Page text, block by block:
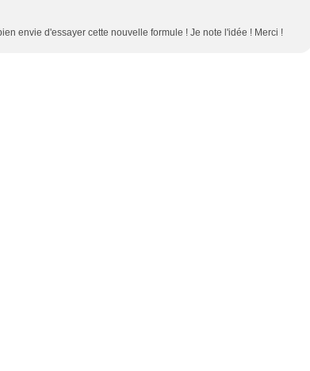
envie d'essayer cette nouvelle formule ! Je note l'idée ! Merci !